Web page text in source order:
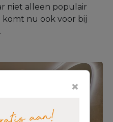
×
niet alleen populair
nu ook voor bij